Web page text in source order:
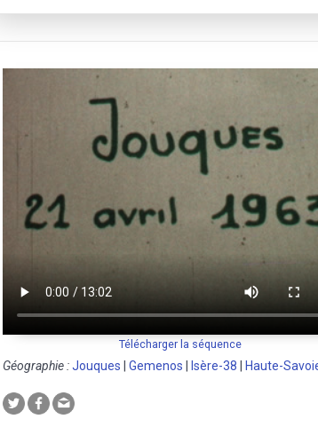
Télécharger la séquence
Géographie :Jouques Gemenos Isère-38 Haute-